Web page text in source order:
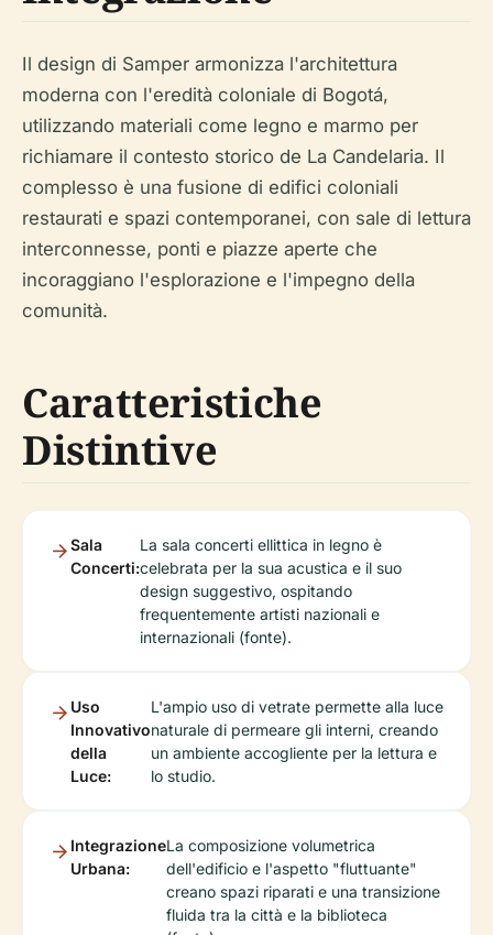
Il design di Samper armonizza l'architettura
moderna con l'eredità coloniale di Bogotá,
utilizzando materiali come legno e marmo per
richiamare il contesto storico de La Candelaria. Il
complesso è una fusione di edifici coloniali
restaurati e spazi contemporanei, con sale di lettura
interconnesse, ponti e piazze aperte che
incoraggiano l'esplorazione e l'impegno della
comunità.
Caratteristiche
Distintive
Sala
Concerti:
La sala concerti ellittica in legno è
celebrata per la sua acustica e il suo
design suggestivo, ospitando
frequentemente artisti nazionali e
internazionali (fonte).
Uso
Innovativo
della
Luce:
L'ampio uso di vetrate permette alla luce
naturale di permeare gli interni, creando
un ambiente accogliente per la lettura e
lo studio.
Integrazione
Urbana:
La composizione volumetrica
dell'edificio e l'aspetto "fluttuante"
creano spazi riparati e una transizione
fluida tra la città e la biblioteca